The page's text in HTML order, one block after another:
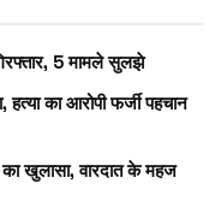
5 मामले सुलझे
का आरोपी फर्जी पहचान
खुलासा, वारदात के महज